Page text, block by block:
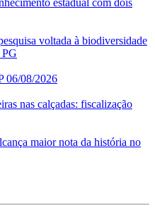
estadual com dois
voltada à biodiversidade
PG
06/08/2026
nas calçadas: fiscalização
maior nota da história no